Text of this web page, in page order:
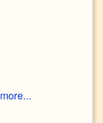
more...